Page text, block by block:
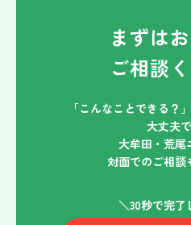
まずは
ご相談
「こんなことできる？
大丈夫で
大牟田・荒尾
対面でのご相談
＼30秒で完了